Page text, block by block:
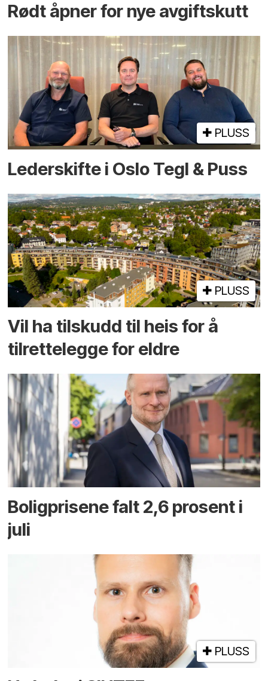
Rødt åpner for nye avgiftskutt
PLUSS
Lederskifte i Oslo Tegl & Puss
PLUSS
Vil ha tilskudd til heis for å
tilrettelegge for eldre
Boligprisene falt 2,6 prosent i
juli
PLUSS